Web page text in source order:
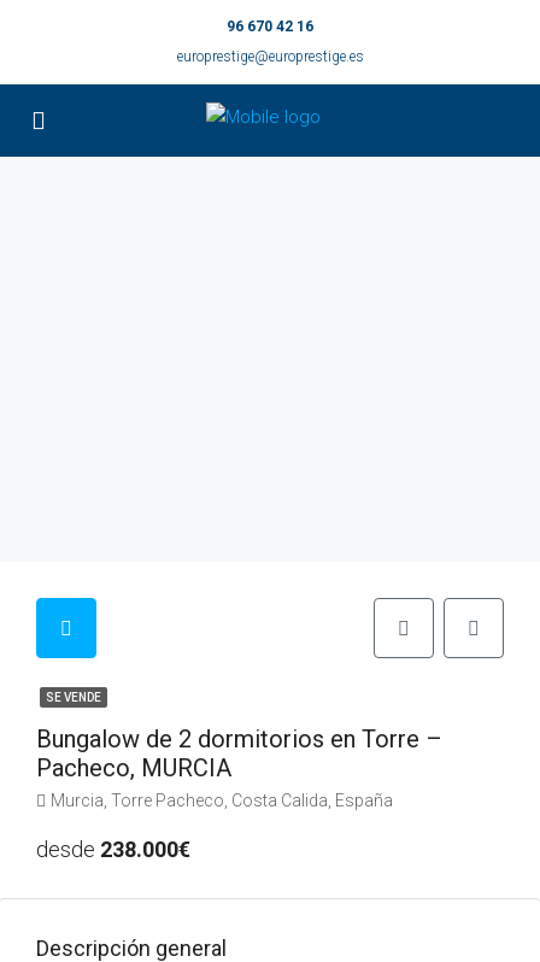
96 670 42 16
europrestige@europrestige.es
SE VENDE
Bungalow de 2 dormitorios en Torre –
Pacheco, MURCIA
Murcia, Torre Pacheco, Costa Calida, España
desde 238.000€
Descripción general